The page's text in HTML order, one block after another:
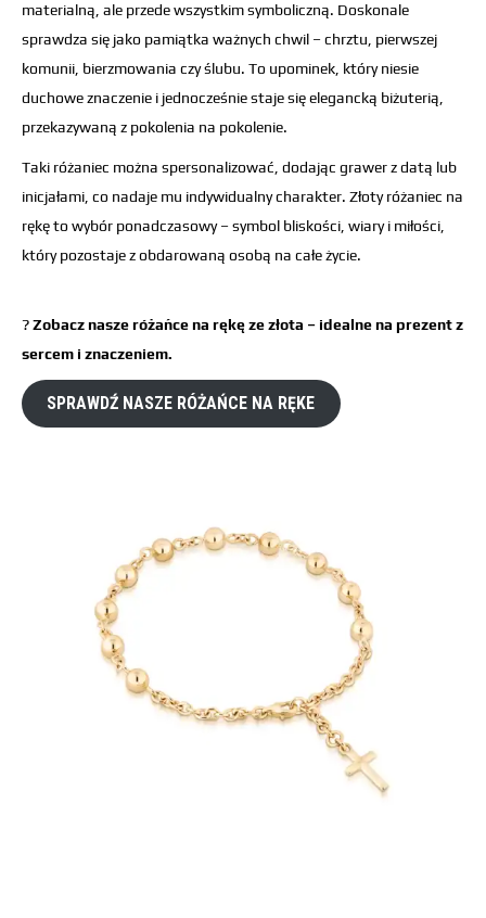
materialną, ale przede wszystkim symboliczną. Doskonale
sprawdza się jako pamiątka ważnych chwil – chrztu, pierwszej
komunii, bierzmowania czy ślubu. To upominek, który niesie
duchowe znaczenie i jednocześnie staje się elegancką biżuterią,
przekazywaną z pokolenia na pokolenie.
Taki różaniec można spersonalizować, dodając grawer z datą lub
inicjałami, co nadaje mu indywidualny charakter. Złoty różaniec na
rękę to wybór ponadczasowy – symbol bliskości, wiary i miłości,
który pozostaje z obdarowaną osobą na całe życie.
?Zobacz nasze różańce na rękę ze złota – idealne na prezent z
sercem i znaczeniem.
SPRAWDŹ NASZE RÓŻAŃCE NA RĘKE